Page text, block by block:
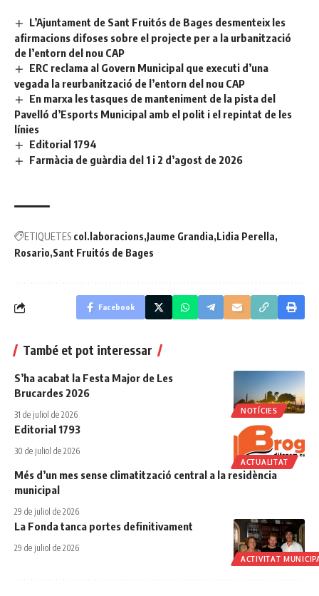
L’Ajuntament de Sant Fruitós de Bages desmenteix les
afirmacions difoses sobre el projecte per a la urbanització
de l’entorn del nou CAP
ERC reclama al Govern Municipal que executi d’una
vegada la reurbanització de l’entorn del nou CAP
En marxa les tasques de manteniment de la pista del
Pavelló d’Esports Municipal amb el polit i el repintat de les
línies
Editorial 1794
Farmàcia de guàrdia del 1 i 2 d’agost de 2026
ETIQUETES col.laboracions Jaume Grandia Lidia Perella
Rosario Sant Fruitós de Bages
Facebook
També et pot interessar
NOTÍCIES
S’ha acabat la Festa Major de Les
Brucardes 2026
31 de juliol de 2026
ACTUALITAT
Editorial 1793
30 de juliol de 2026
Més d’un mes sense climatització central a la residència
municipal
29 de juliol de 2026
ACTIVITAT
La Fonda tanca portes definitivament
29 de juliol de 2026